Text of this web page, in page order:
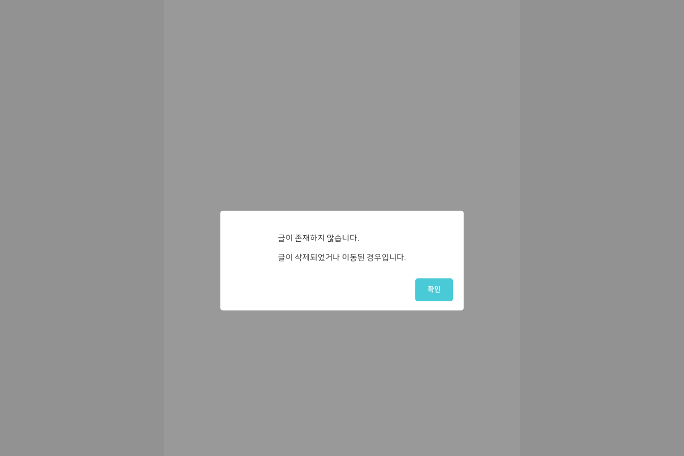
글이 존재하지 않습니다.
글이 삭제되었거나 이동된 경우입니다.
확인